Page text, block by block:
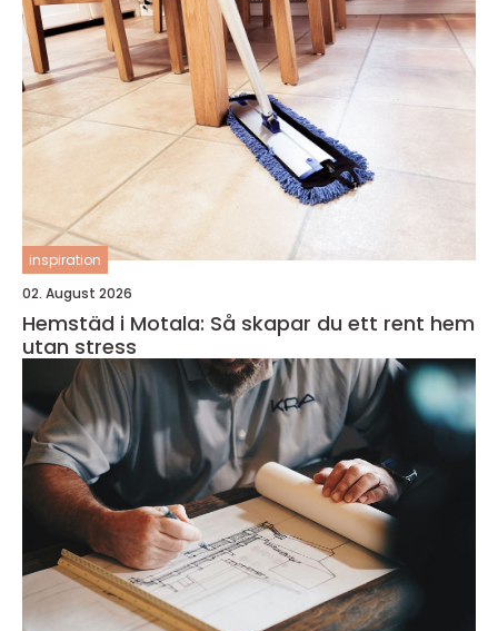
inspiration
02. August 2026
Hemstäd i Motala: Så skapar du ett rent hem
utan stress